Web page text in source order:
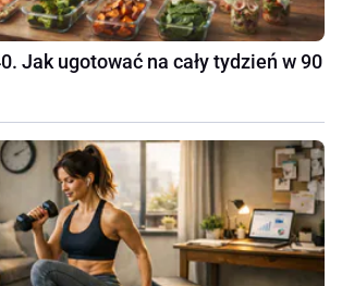
Jak ugotować na cały tydzień w 90